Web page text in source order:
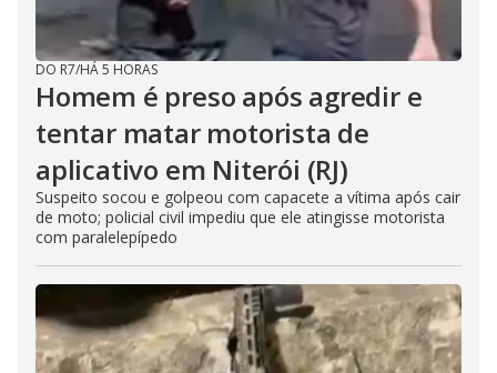
DO R7/HÁ 5 HORAS
Homem é preso após agredir e
tentar matar motorista de
aplicativo em Niterói (RJ)
Suspeito socou e golpeou com capacete a vítima após cair
de moto; policial civil impediu que ele atingisse motorista
com paralelepípedo